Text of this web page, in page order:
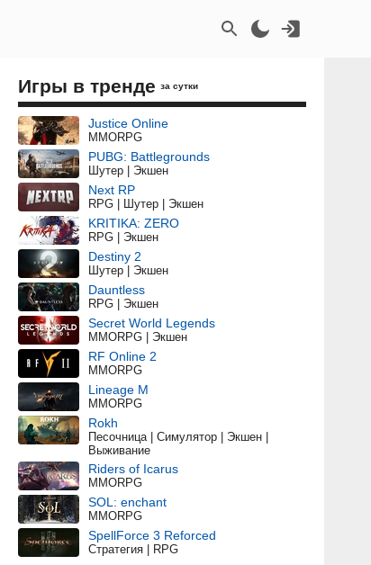
Игры в тренде за сутки
Justice Online
MMORPG
PUBG: Battlegrounds
Шутер | Экшен
Next RP
RPG | Шутер | Экшен
KRITIKA: ZERO
RPG | Экшен
Destiny 2
Шутер | Экшен
Dauntless
RPG | Экшен
Secret World Legends
MMORPG | Экшен
RF Online 2
MMORPG
Lineage M
MMORPG
Rokh
Песочница | Симулятор | Экшен |
Выживание
Riders of Icarus
MMORPG
SOL: enchant
MMORPG
SpellForce 3 Reforced
Стратегия | RPG